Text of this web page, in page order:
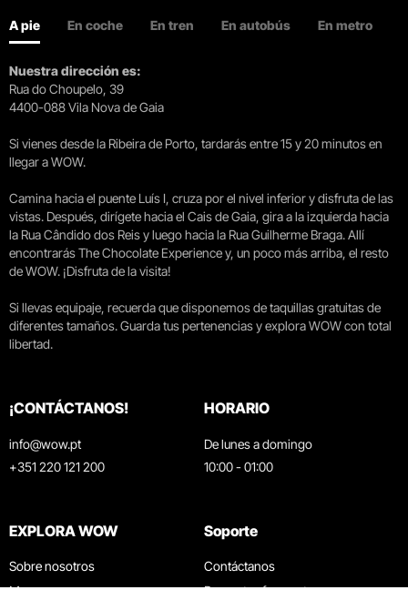
A pie En coche En tren En autobús En metro
Nuestra dirección es:
Rua do Choupelo, 39
4400-088 Vila Nova de Gaia
Si vienes desde la Ribeira de Porto, tardarás entre 15 y 20 minutos en
llegar a WOW.
Camina hacia el puente Luís I, cruza por el nivel inferior y disfruta de las
vistas. Después, dirígete hacia el Cais de Gaia, gira a la izquierda hacia
la Rua Cândido dos Reis y luego hacia la Rua Guilherme Braga. Allí
encontrarás The Chocolate Experience y, un poco más arriba, el resto
de WOW. ¡Disfruta de la visita!
Si llevas equipaje, recuerda que disponemos de taquillas gratuitas de
diferentes tamaños. Guarda tus pertenencias y explora WOW con total
libertad.
¡CONTÁCTANOS!
info@wow.pt
+351 220 121 200
HORARIO
De lunes a domingo
10:00 - 01:00
EXPLORA WOW
Sobre nosotros
Soporte
Contáctanos